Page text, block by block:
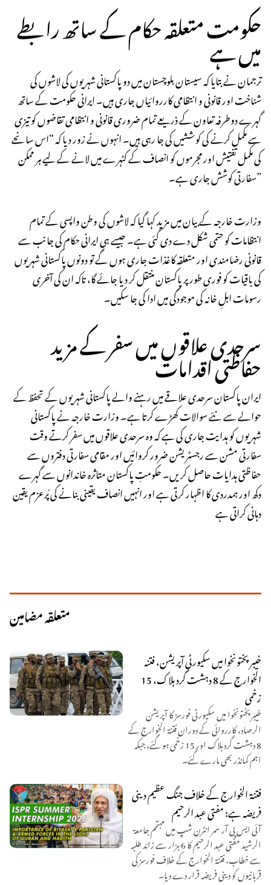
حکومت متعلقہ حکام کے ساتھ رابطے
میں ہے
ترجمان نے بتایا کہ سیستان بلوچستان میں دو پاکستانی شہریوں کی لاشوں کی
شناخت اور قانونی و انتظامی کارروائیاں جاری ہیں۔ ایرانی حکومت کے ساتھ
گہرے دوطرفہ تعاون کے ذریعے تمام ضروری قانونی و انتظامی تقاضوں کو تیزی
سے مکمل کرنے کی کوششیں کی جا رہی ہیں۔ انہوں نے زور دیا کہ “اس سانحے
کی مکمل تفتیش اور مجرموں کو انصاف کے کٹہرے میں لانے کے لیے ہر ممکن
سفارتی کوشش جاری ہے۔”
وزارت خارجہ کے بیان میں مزید کہا گیا کہ لاشوں کی وطن واپسی کے تمام
انتظامات کو حتمی شکل دے دی گئی ہے۔ جیسے ہی ایرانی حکام کی جانب سے
قانونی رضامندی اور متعلقہ کاغذات جاری ہوں گے تو دونوں پاکستانی شہریوں
کی باقیات کو فوری طور پر پاکستان منتقل کر دیا جائے گا، تاکہ ان کی آخری
رسومات اہلِ خانہ کی موجودگی میں ادا کی جا سکیں۔
سرحدی علاقوں میں سفر کے مزید
حفاظتی اقدامات
ایران پاکستان سرحدی علاقے میں رہنے والے پاکستانی شہریوں کے تحفظ کے
حوالے سے نئے سوالات کھڑے کرتا ہے۔ وزارت خارجہ نے پاکستانی
شہریوں کو ہدایت جاری کی ہے کہ وہ سرحدی علاقوں میں سفر کرتے وقت
سفارتی مشن سے رجسٹریشن ضرور کروائیں اور مقامی سفارتی دفتروں سے
حفاظتی ہدایات حاصل کریں۔ حکومتِ پاکستان متاثرہ خاندانوں سے گہرے
دکھ اور ہمدردی کا اظہار کرتی ہے اور انہیں انصاف یقینی بنانے کی پُرعزم یقین
دہانی کراتی ہے
متعلقہ مضامین
خیبر پختونخوا میں سکیورٹی آپریشن، فتنہ
الخوارج کے 8 دہشت گرد ہلاک، 15
زخمی
خیبر پختونخوا میں سکیورٹی فورسز کا آپریشن
الرصاد، کارروائی کے دوران فتنۃ الخوارج کے
8 دہشت گرد ہلاک اور 15 زخمی ہو گئے، جبکہ
اہم کمانڈر بھی مارے گئے۔
فتنۃ الخوارج کے خلاف جنگ عظیم دینی
فریضہ ہے: مفتی عبد الرحیم
آئی ایس پی آر سمر انٹرن شپ میں مہتمم جامعۃ
الرشید مفتی عبد الرحیم کا 6 ہزار سے زائد طلبہ
سے خطاب، فتنۃ الخوارج کے خلاف فورسز کی
قربانیوں کو دینی فریضہ قرار دے دیا۔